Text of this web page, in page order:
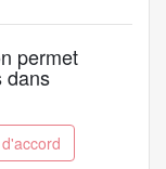
permet
dans